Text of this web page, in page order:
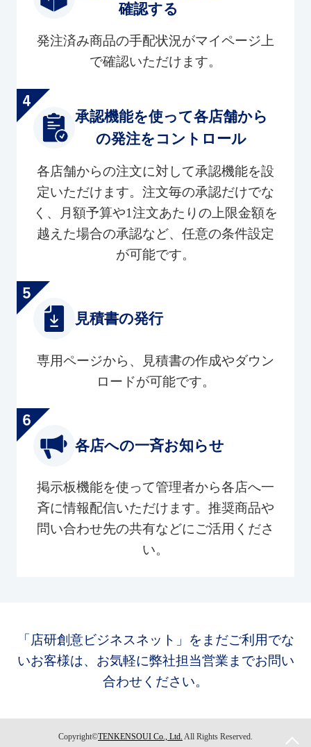
確認する
発注済み商品の手配状況がマイページ上
で確認いただけます。
承認機能を使って各店舗から
の発注をコントロール
各店舗からの注文に対して承認機能を設
定いただけます。注文毎の承認だけでな
く、月額予算や1注文あたりの上限金額を
越えた場合の承認など、任意の条件設定
が可能です。
見積書の発行
専用ページから、見積書の作成やダウン
ロードが可能です。
各店への一斉お知らせ
掲示板機能を使って管理者から各店へ一
斉に情報配信いただけます。推奨商品や
問い合わせ先の共有などにご活用くださ
い。
「店研創意ビジネスネット」をまだご利用でな
いお客様は、お気軽に弊社担当営業までお問い
合わせください。
Copyright©TENKENSOUI Co., Ltd. All Rights Reserved.